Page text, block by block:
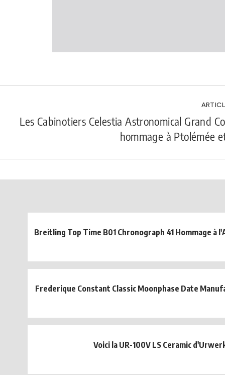
Les Cabinotiers Celestia Astronomical Grand
hommage à Ptolémée
Breitling Top Time B01 Chronograph 41 Hommage à
Frederique Constant Classic Moonphase Date
Voici la UR-100V LS Ceramic